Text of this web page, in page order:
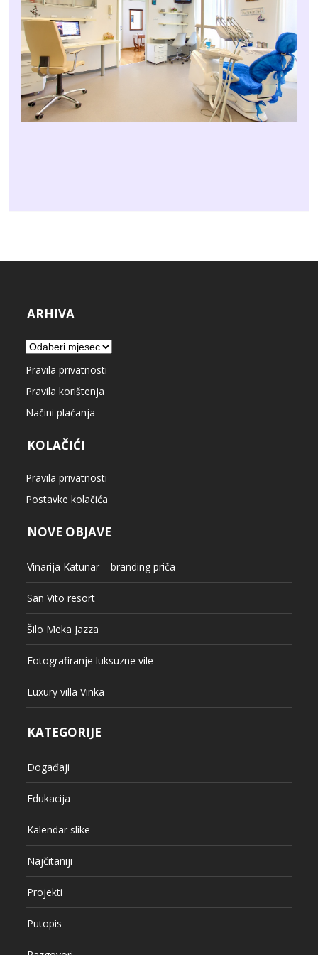
ARHIVA
Arhiva
Pravila privatnosti
Pravila korištenja
Načini plaćanja
KOLAČIĆI
Pravila privatnosti
Postavke kolačića
NOVE OBJAVE
Vinarija Katunar – branding priča
San Vito resort
Šilo Meka Jazza
Fotografiranje luksuzne vile
Luxury villa Vinka
KATEGORIJE
Događaji
Edukacija
Kalendar slike
Najčitaniji
Projekti
Putopis